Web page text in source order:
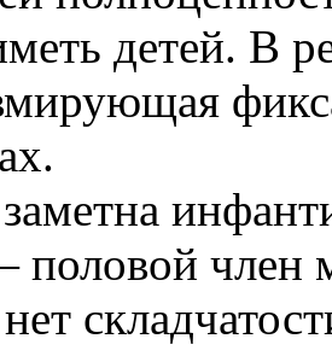
детей. В
половой член